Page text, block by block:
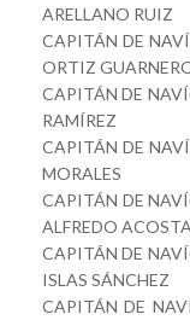
ARELLANO RUIZ
CAPITÁN DE
ORTIZ
CAPITÁN DE
RAMÍREZ
CAPITÁN DE
MORALES
CAPITÁN DE
ALFREDO
CAPITÁN DE
ISLAS SÁNCHEZ
CAPITÁN DE